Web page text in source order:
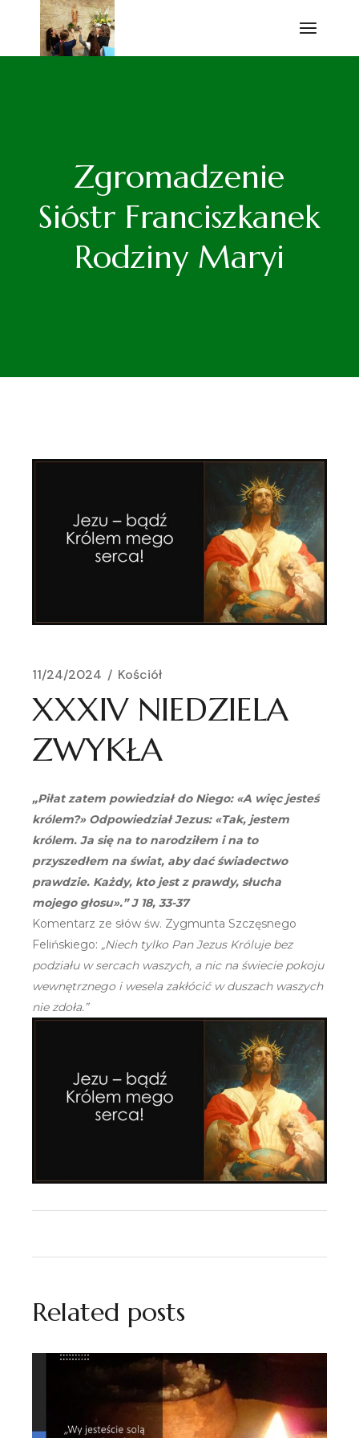
Przejdź
Zgromadzenie
Sióstr Franciszkanek
Rodziny Maryi
11/24/2024 Kościół
XXXIV NIEDZIELA
ZWYKŁA
„Piłat zatem powiedział do Niego: «A więc jesteś
królem?» Odpowiedział Jezus: «Tak, jestem
królem. Ja się na to narodziłem i na to
przyszedłem na świat, aby dać świadectwo
prawdzie. Każdy, kto jest z prawdy, słucha
mojego głosu».” J 18, 33-37
Komentarz ze słów św. Zygmunta Szczęsnego
Felińskiego: „Niech tylko Pan Jezus Króluje bez
podziału w sercach waszych, a nic na świecie pokoju
wewnętrznego i wesela zakłócić w duszach waszych
nie zdoła.”
Related posts